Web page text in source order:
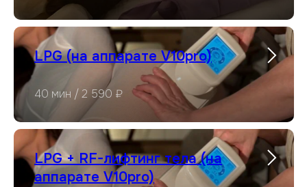
LPG (на аппарате V10pro)
40 мин / 2 590 ₽
LPG + RF-лифтинг тела (на
аппарате V10pro)